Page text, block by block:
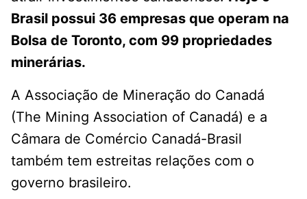
Brasil possui 36 empresas que operam na
Bolsa de Toronto, com 99 propriedades
minerárias.
A Associação de Mineração do Canadá
(The Mining Association of Canadá) e a
Câmara de Comércio Canadá-Brasil
também tem estreitas relações com o
governo brasileiro.